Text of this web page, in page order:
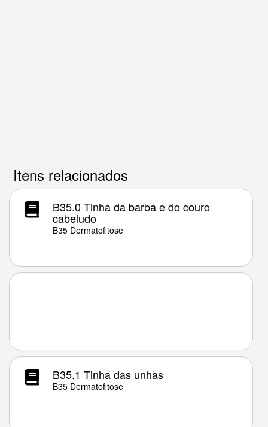
Itens relacionados
B35.0 Tinha da barba e do couro
cabeludo
B35 Dermatofitose
B35.1 Tinha das unhas
B35 Dermatofitose